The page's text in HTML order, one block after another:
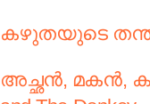
കഴുതയുടെ തന്ത്രം
അച്ഛൻ, മകൻ,